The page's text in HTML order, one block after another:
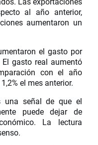
al año anterior,
aumentaron un
el gasto por
gasto real aumentó
con el año
el mes anterior.
una señal de que el
puede dejar de
La lectura